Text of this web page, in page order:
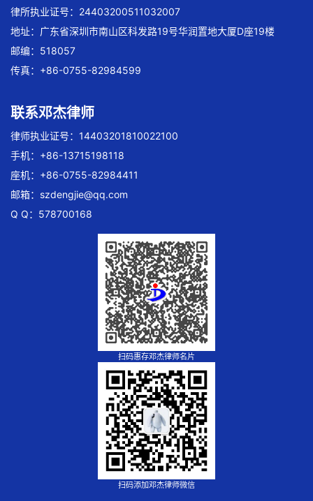
律所执业证号：24403200511032007
地址：广东省深圳市南山区科发路19号华润置地大厦D座19楼
邮编：518057
传真：+86-0755-82984599
联系邓杰律师
律师执业证号：14403201810022100
手机：+86-13715198118
座机：+86-0755-82984411
邮箱： szdengjie@qq.com
Q Q：578700168
扫码惠存邓杰律师名片
扫码添加邓杰律师微信